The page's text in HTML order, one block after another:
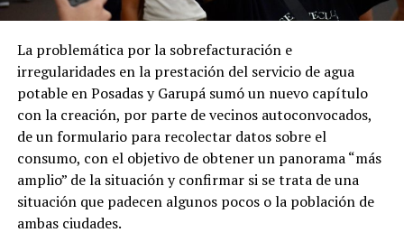
La problemática por la sobrefacturación e
irregularidades en la prestación del servicio de agua
potable en Posadas y Garupá sumó un nuevo capítulo
con la creación, por parte de vecinos autoconvocados,
de un formulario para recolectar datos sobre el
consumo, con el objetivo de obtener un panorama “más
amplio” de la situación y confirmar si se trata de una
situación que padecen algunos pocos o la población de
ambas ciudades.